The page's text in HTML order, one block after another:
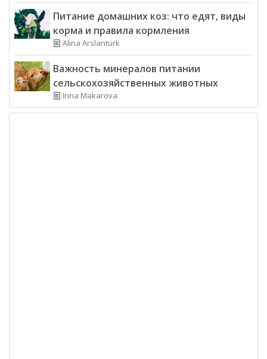
Питание домашних коз: что едят, виды
корма и правила кормления
Alina Arslantürk
Важность минералов питании
сельскохозяйственных животных
Irina Makarova